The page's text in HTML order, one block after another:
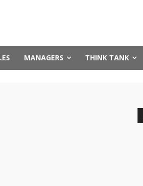
MANAGERS THINK TANK